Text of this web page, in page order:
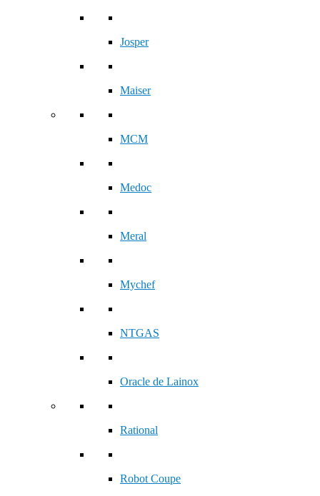
Josper
Maiser
MCM
Medoc
Meral
Mychef
NTGAS
Oracle de Lainox
Rational
Robot Coupe